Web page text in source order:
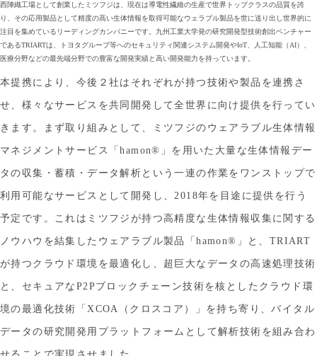
西陣織工場として創業したミツフジは、現在は導電性繊維の生産で世界トップクラスの品質を誇
り、その応用製品として精度の高い生体情報を取得可能なウェラブル製品を世に送り出し世界的に
注目を集めているリーディングカンパニーです。九州工業大学発の研究開発型技術創出ベンチャー
であるTRIARTは、トヨタグループ等へのセキュリティ関連システム開発やIoT、人工知能（AI）、
医療分野などの最先端分野での豊富な開発実績と高い開発能力を持っています。
本提携により、今後２社はそれぞれが持つ技術や製品を連携さ
せ、様々なサービスを共同開発して全世界に向け提供を行ってい
きます。まず取り組みとして、ミツフジのウェアラブル生体情報
マネジメントサービス「hamon®」を用いた大量な生体情報デー
タの収集・蓄積・データ解析という一連の作業をワンストップで
利用可能なサービスとして開発し、2018年を目途に提供を行う
予定です。これはミツフジが持つ高精度な生体情報収集に関する
ノウハウを結集したウェアラブル製品「hamon®」と、TRIART
が持つクラウド環境を最適化し、超巨大なデータの高速処理技術
と、セキュアなP2Pブロックチェーン技術を核としたクラウド環
境の最適化技術「XCOA（クロスコア）」を持ち寄り、バイタル
データの研究開発用プラットフォームとして解析技術を組み合わ